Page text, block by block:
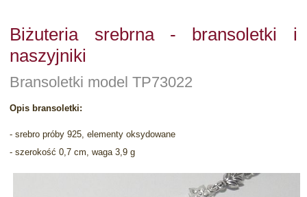
Biżuteria srebrna - bransoletki i
naszyjniki
Bransoletki model TP73022
Opis bransoletki:
- srebro próby 925, elementy oksydowane
- szerokość 0,7 cm, waga 3,9 g